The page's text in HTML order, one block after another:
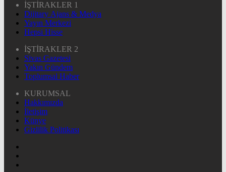
İŞTİRAKLER 1
Dijitary Ajans & Medya
Yayın Merkezi
Hepsi Hisse
İŞTİRAKLER 2
Sivas Gazetesi
Yakın Gündem
Toplumsal Haber
KURUMSAL
Hakkımızda
İletişim
Künye
Gizlilik Politikası